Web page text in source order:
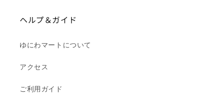
ヘルプ＆ガイド
ゆにわマートについて
アクセス
ご利用ガイド